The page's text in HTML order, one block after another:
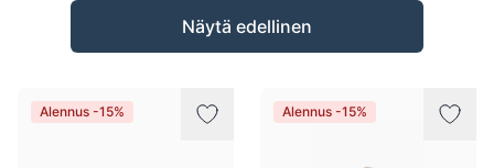
Tuotteet
Näytä edellinen
Alennus -15% Alennus -15%